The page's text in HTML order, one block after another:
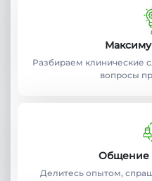
Разбираем клинические
вопросы
Общение
Делитесь опытом,